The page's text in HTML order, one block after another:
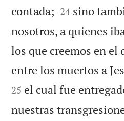
contada; 

24 sino
nosotros, a quienes
los que creemos en el
entre los muertos a
25 el cual fue
nuestras